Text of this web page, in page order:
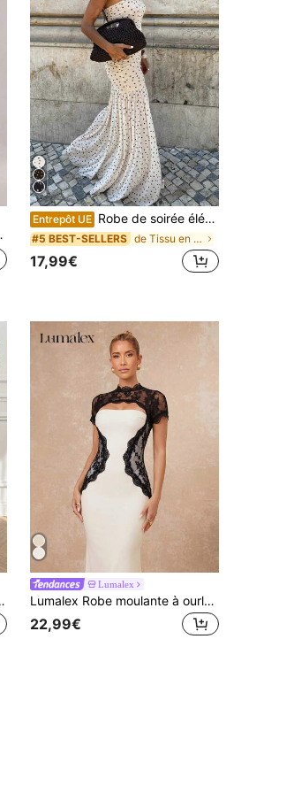
Entrepôt UE Robe de soirée élégante à pois pour femmes, robe de plage sexy imprimée avec empiècement en maille, printemps & été blanc, bohème chic
#5 BEST-SELLERS de Tissu en maille Robes pour femmes
17,99€
décontractées pour femmes, robe blanche, luxe discret
Lumalex
Lumalex Robe moulante à ourlet de sirène à manches courtes avec patchwork en dentelle et couleurs contrastées pour femmes
22,99€